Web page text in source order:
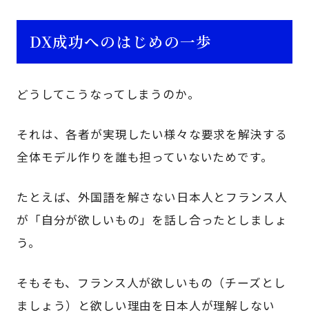
DX成功へのはじめの一歩
どうしてこうなってしまうのか。
それは、各者が実現したい様々な要求を解決する
全体モデル作りを誰も担っていないためです。
たとえば、外国語を解さない日本人とフランス人
が「自分が欲しいもの」を話し合ったとしましょ
う。
そもそも、フランス人が欲しいもの（チーズとし
ましょう）と欲しい理由を日本人が理解しない